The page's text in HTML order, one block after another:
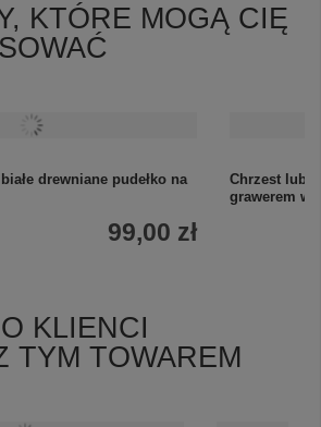
KTÓRE MOGĄ CIĘ
drewniane pudełko na
99,00 zł
Chrzest lub
grawerem w
KLIENCI
TYM TOWAREM